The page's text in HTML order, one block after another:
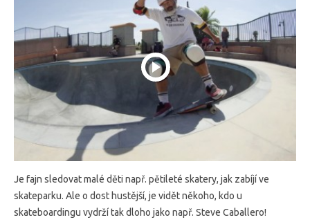
Je fajn sledovat malé děti např. pětileté skatery, jak zabíjí ve
skateparku. Ale o dost hustější, je vidět někoho, kdo u
skateboardingu vydrží tak dloho jako např. Steve Caballero!